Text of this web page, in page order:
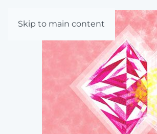
Skip to main content